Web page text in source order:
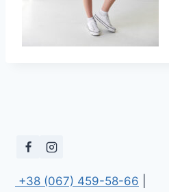
+38 (067) 459-58-66